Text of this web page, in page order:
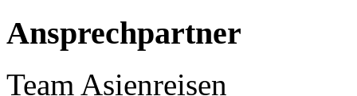
Ansprechpartner
Team Asienreisen